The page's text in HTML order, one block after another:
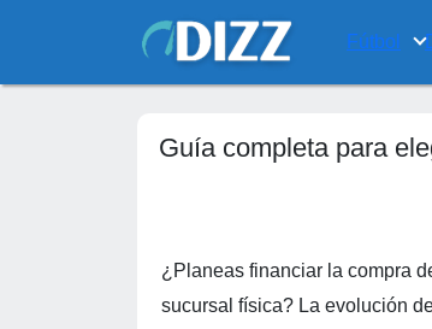
Fútbol
Guía completa para
¿Planeas financiar la compra
sucursal física? La evolución